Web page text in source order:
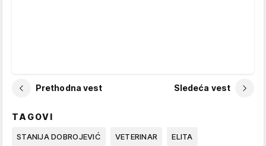
Prethodna vest Sledeća vest
TAGOVI
STANIJA DOBROJEVIĆ VETERINAR ELITA